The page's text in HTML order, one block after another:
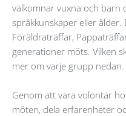
välkomnar vuxna och barn
språkkunskaper eller
Föräldraträffar,
generationer möts. Vilken
mer om varje grupp nedan.
Genom att vara volontär
möten, dela erfarenheter